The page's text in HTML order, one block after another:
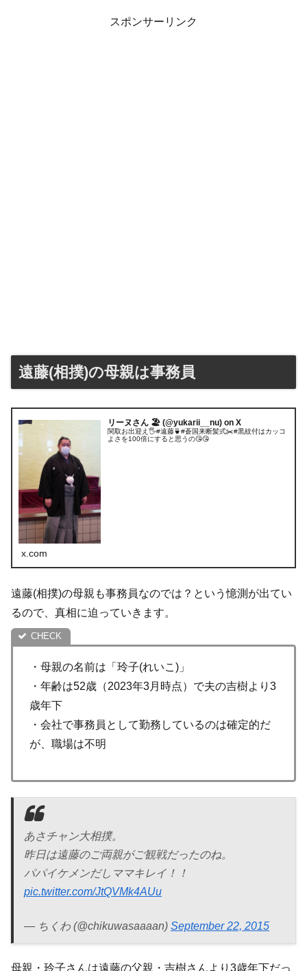
スポンサーリンク
遠藤(相撲)の母親は事務員
リーヌさん 🏖 (@yukarii__nu) on X
関取お出迎え🖐#遠藤🍵#蒼国来断髪式✂️#黒紋付はカッコ
よさを100倍にすると思うの😘😘
x.com
遠藤(相撲)の母親も事務員なのでは？という憶測が出てい
るので、真相に迫っていきます。
・母親の名前は「玲子(れいこ)」
・年齢は52歳（2023年3月時点）で夫の吉樹より3
歳年下
・会社で事務員として勤務しているのは確定的だ
が、職場は不明
あさチャン大相撲。
昨日は遠藤のご両親がご観戦だったのね。
パパイケメンだしママキレイ！！
pic.twitter.com/JtQVMk4AUu
— ちくわ (@chikuwasaaaan) September 22, 2015
母親・玲子さんは遠藤の父親・吉樹さんより3歳年下だっ